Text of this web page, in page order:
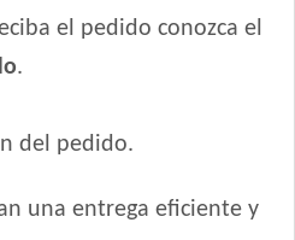
el pedido conozca el
.
del pedido.
una entrega eficiente y